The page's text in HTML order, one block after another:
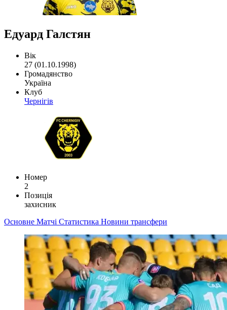
Едуард Галстян
Вік
27 (01.10.1998)
Громадянство
Україна
Клуб
Чернігів
Номер
2
Позиція
захисник
Основне Матчі Статистика Новини трансфери